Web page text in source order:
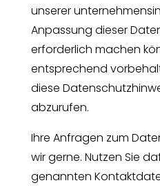
unserer
Anpassung dieser
erforderlich machen
entsprechend
diese
abzurufen.
Ihre Anfragen zum
wir gerne. Nutzen Sie
genannten